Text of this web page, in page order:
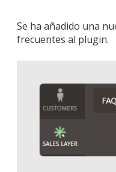
Se ha añadido una
frecuentes al plugin.